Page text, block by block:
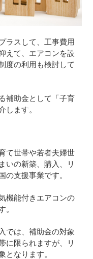
ラスして、工事費用
えて、エアコンを設
度の利用も検討して
補助金として「子育
します。
て世帯や若者夫婦世
いの新築、購入、リ
の支援事業です。
機能付きエアコンの
。
では、補助金の対象
に限られますが、リ
となります。